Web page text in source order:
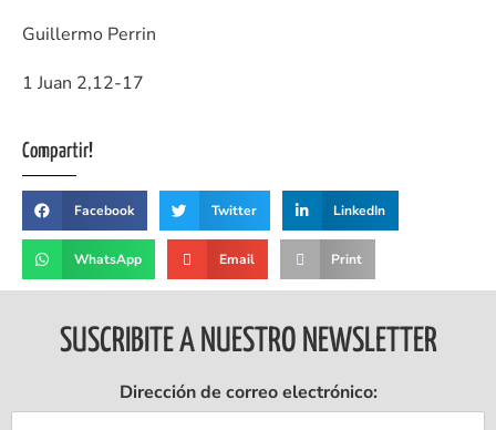
Guillermo Perrin
1 Juan 2,12-17
Compartir!
Facebook Twitter LinkedIn
WhatsApp Email Print
SUSCRIBITE A NUESTRO NEWSLETTER
Dirección de correo electrónico: